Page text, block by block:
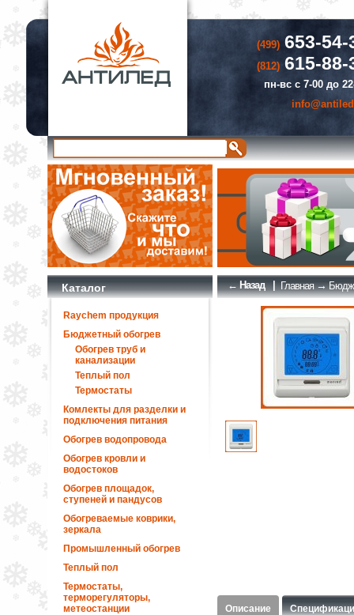
(499)653-54-
(812)615-88-
пн-вс с 7-00 до
Каталог
Raychem продукция
Бюджетный обогрев
Обогрев труб и
канализации
Теплый пол
Термостаты
Комлекты для разделки и
подключения питания
Обогрев водопровода
Обогрев кровли и
водостоков
Обогрев площадок,
ступеней и пандусов
Обогреваемые коврики,
зеркала
Промышленный обогрев
Теплый пол
Термостаты,
терморегуляторы,
метеостанции
← Назад | Главная→
Описание